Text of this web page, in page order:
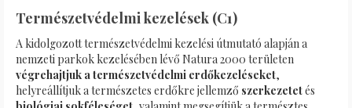
Természetvédelmi kezelések (C1)
A kidolgozott természetvédelmi kezelési útmutató alapján a
nemzeti parkok kezelésében lévő Natura 2000 területen
végrehajtjuk a természetvédelmi erdőkezeléseket,
helyreállítjuk a természetes erdőkre jellemző szerkezetetés